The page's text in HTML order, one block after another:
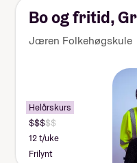
Bo og fritid,
Jæren Folkehøgskule
Helårskurs
12 t/uke
Frilynt